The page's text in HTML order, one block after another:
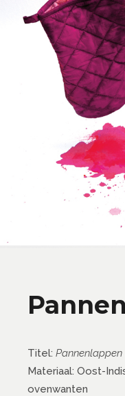
Titel: Pannenlappen
Materiaal: Oost-
ovenwanten